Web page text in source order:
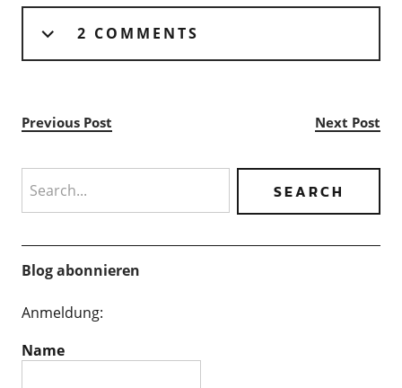
2 COMMENTS
Previous Post Next Post
Blog abonnieren
Anmeldung:
Name